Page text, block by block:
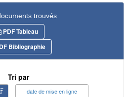
trouvés
PDF Tableau
Bibliographie
Tri par
date de mise en ligne